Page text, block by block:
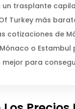
un trasplante
Turkey más
cotizaciones de
o
para